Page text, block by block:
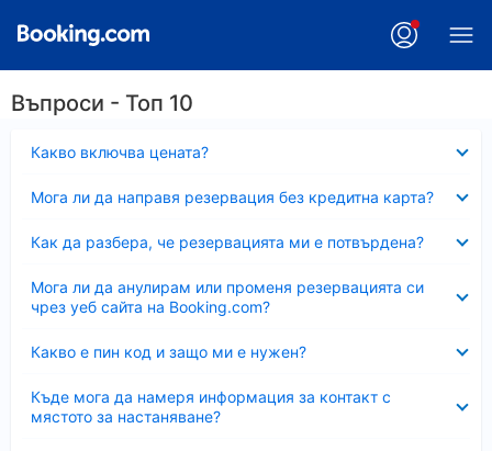
Въпроси - Топ 10
Какво включва цената?
Мога ли да направя резервация без кредитна карта?
Как да разбера, че резервацията ми е потвърдена?
Мога ли да анулирам или променя резервацията си
чрез уеб сайта на Booking.com?
Какво е пин код и защо ми е нужен?
Къде мога да намеря информация за контакт с
мястото за настаняване?